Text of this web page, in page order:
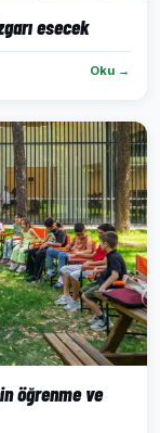
esecek
Oku →
öğrenme ve